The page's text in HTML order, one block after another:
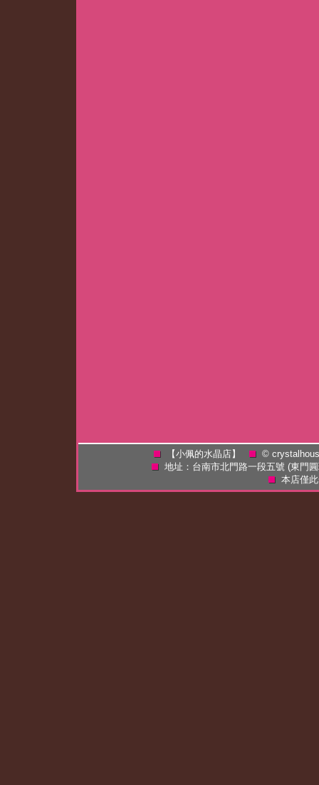
【小佩的水晶店】 ©
地址：台南市北門路一段五號 (東門
本店僅